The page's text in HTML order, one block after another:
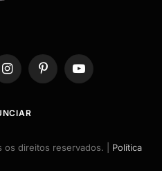
InstagramPinterestYouTube
direitos reservados. | Política